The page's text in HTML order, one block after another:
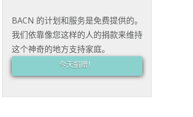
BACN 的计划和服务是免费提供的。
我们依靠像您这样的人的捐款来维持
这个神奇的地方支持家庭。
今天捐赠！